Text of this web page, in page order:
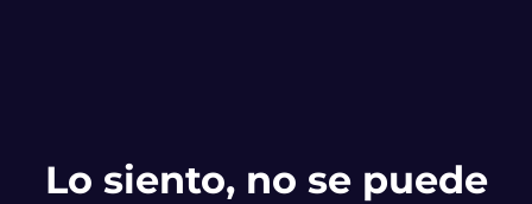
Lo siento, no se puede